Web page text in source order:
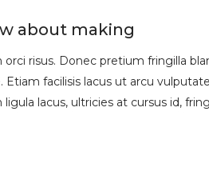
about making
risus. Donec pretium fringilla
facilisis lacus ut arcu
lacus, ultricies at cursus id,